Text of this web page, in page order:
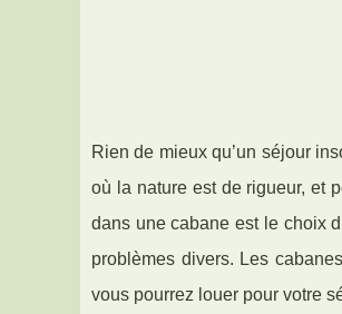
Rien de mieux qu’un séjour
où la nature est de rigueur, et
dans une cabane est le choix
problèmes divers. Les
vous pourrez louer pour votre